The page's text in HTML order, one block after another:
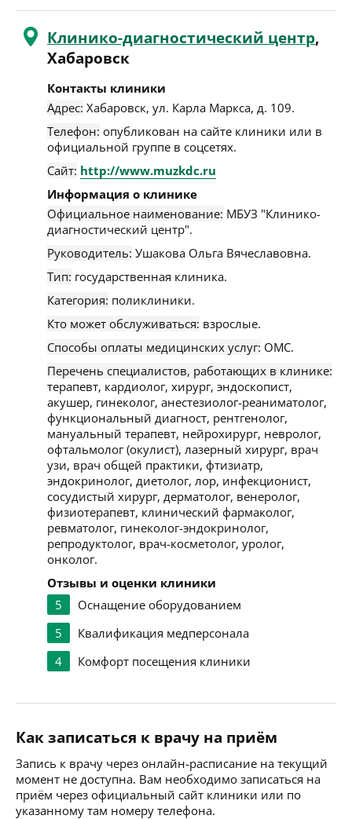
Клинико-диагностический центр,
Хабаровск
Контакты клиники
Адрес: Хабаровск, ул. Карла Маркса, д. 109.
Телефон: опубликован на сайте клиники или в
официальной группе в соцсетях.
Сайт: http://www.muzkdc.ru
Информация о клинике
Официальное наименование: МБУЗ "Клинико-
диагностический центр".
Руководитель: Ушакова Ольга Вячеславовна.
Тип: государственная клиника.
Категория: поликлиники.
Кто может обслуживаться: взрослые.
Способы оплаты медицинских услуг: ОМС.
Перечень специалистов, работающих в клинике:
терапевт, кардиолог, хирург, эндоскопист,
акушер, гинеколог, анестезиолог-реаниматолог,
функциональный диагност, рентгенолог,
мануальный терапевт, нейрохирург, невролог,
офтальмолог (окулист), лазерный хирург, врач
узи, врач общей практики, фтизиатр,
эндокринолог, диетолог, лор, инфекционист,
сосудистый хирург, дерматолог, венеролог,
физиотерапевт, клинический фармаколог,
ревматолог, гинеколог-эндокринолог,
репродуктолог, врач-косметолог, уролог,
онколог.
Отзывы и оценки клиники
5
Оснащение оборудованием
5
Квалификация медперсонала
4
Комфорт посещения клиники
Как записаться к врачу на приём
Запись к врачу через онлайн-расписание на текущий
момент не доступна. Вам необходимо записаться на
приём через официальный сайт клиники или по
указанному там номеру телефона.